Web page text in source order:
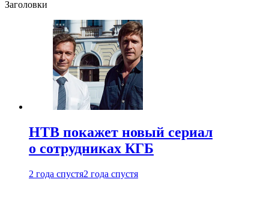
Заголовки
НТВ покажет новый сериал
о сотрудниках КГБ
2 года спустя2 года спустя